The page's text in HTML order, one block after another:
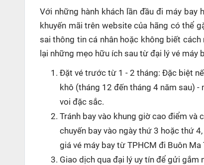
Với những hành khách lần đầu đi máy
khuyến mãi trên website của hãng có thể
sai thông tin cá nhân hoặc không biết
lại những mẹo hữu ích sau từ đại lý vé máy
Đặt vé trước từ 1 - 2 tháng: Đặc biệt
khô (tháng 12 đến tháng 4 năm sau)
voi đặc sắc.
Tránh bay vào khung giờ cao điểm và
chuyến bay vào ngày thứ 3 hoặc thứ
giá vé máy bay từ TPHCM đi Buôn Ma
Giao dịch qua đại lý uy tín để gửi gắm